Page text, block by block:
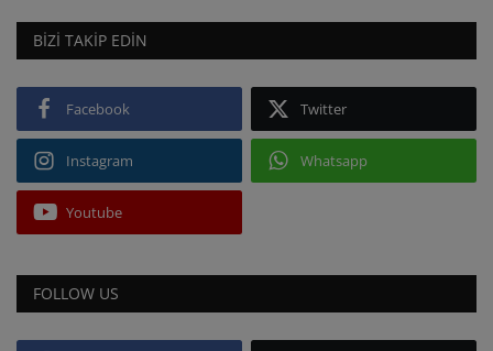
BIZI TAKIP EDIN
Facebook Twitter
Instagram Whatsapp
Youtube
FOLLOW US